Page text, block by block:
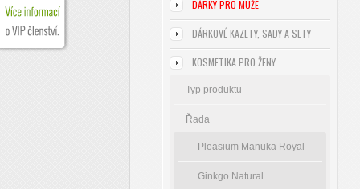
DÁRKY PRO MUŽE
DÁRKOVÉ KAZETY, SADY A SETY
KOSMETIKA PRO ŽENY
Typ produktu
Řada
Pleasium Manuka Royal
Ginkgo Natural